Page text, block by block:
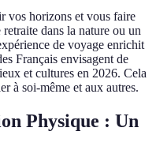
vos horizons et vous faire
dans la nature ou un
de voyage enrichit
Français envisagent de
et cultures en 2026. Cela
à soi-même et aux autres.
Physique : Un